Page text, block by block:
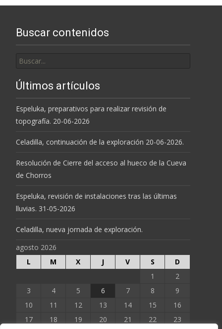
Buscar contenidos
por:
Últimos artículos
Espeluka, preparativos para realizar revisión de
topografía. 20-06-2026
Celadilla, continuación de la exploración 20-06-2026.
Resolución de Cierre del acceso al hueco de la Cueva
de Chorros
Espeluka, revisión de instalaciones tras las últimas
lluvias. 31-05-2026
Celadilla, nueva jornada de exploración.
agosto 2026
L
M X J V S
D
1
2
3
4 5 6 7 8
9
10
11 12 13 14 15
16
17
18 19 20 21 22 23